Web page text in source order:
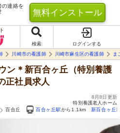
の連絡を
無料インストール
検索
ログインする
川崎市の看護師 川崎市麻生区の看護師 ま
ン＊新百合ヶ丘（特別養護
正社員求人
8月8日更新
特別養護老人ホーム
百合丘 百合ヶ丘駅から1.1km 新百合ヶ丘